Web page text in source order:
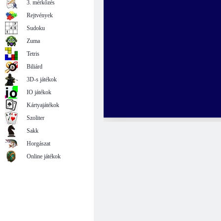
3. mérkőzés
Rejtvények
Sudoku
Zuma
Tetris
Biliárd
3D-s játékok
IO játékok
Kártyajátékok
Szoliter
Sakk
Horgászat
Online játékok